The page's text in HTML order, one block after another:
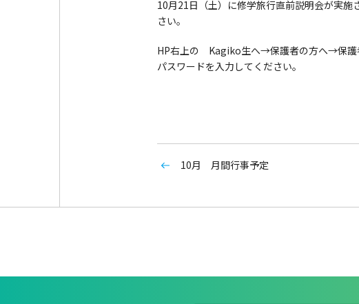
10月21日（土）に修学旅行直前説明会が実
さい。
HP右上の Kagiko生へ→保護者の方へ→保護
パスワードを入力してください。
10月 月間行事予定